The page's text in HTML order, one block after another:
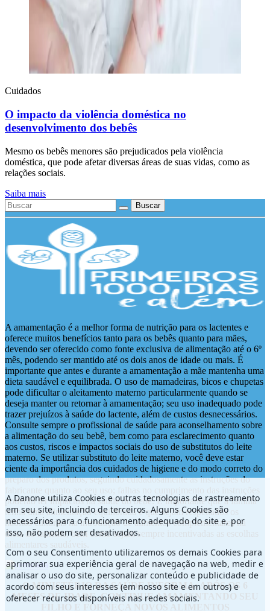
Cuidados
O impacto da violência doméstica no
desenvolvimento dos bebês
Mesmo os bebês menores são prejudicados pela violência
doméstica, que pode afetar diversas áreas de suas vidas, como as
relações sociais.
Saiba mais
Buscar
A amamentação é a melhor forma de nutrição para os lactentes e
oferece muitos benefícios tanto para os bebês quanto para mães,
devendo ser oferecido como fonte exclusiva de alimentação até o 6º
mês, podendo ser mantido até os dois anos de idade ou mais. É
importante que antes e durante a amamentação a mãe mantenha uma
dieta saudável e equilibrada. O uso de mamadeiras, bicos e chupetas
pode dificultar o aleitamento materno particularmente quando se
deseja manter ou retornar à amamentação; seu uso inadequado pode
trazer prejuízos à saúde do lactente, além de custos desnecessários.
Consulte sempre o profissional de saúde para aconselhamento sobre
a alimentação do seu bebê, bem como para esclarecimento quanto
aos custos, riscos e impactos sociais do uso de substitutos do leite
materno. Se utilizar substituto do leite materno, você deve estar
ciente da importância dos cuidados de higiene e do modo correto do
preparo dos produtos, seguindo cuidadosamente as instruções do
poderão ter impactos na saúde do bebê. É importante que a família
tenha uma alimentação equilibrada e que sejam respeitados os
hábitos culturais na introdução de alimentos complementares na
dieta do lactente, bem como sejam sempre incentivadas as escolhas
O MINISTÉRIO DA SAÚDE INFORMA: APÓS OS 6
MESES DE IDADE, CONTINUE AMAMENTANDO SEU
FILHO E FORNEÇA NOVOS ALIMENTOS
A Danone utiliza Cookies e outras tecnologias de rastreamento
em seu site, incluindo de terceiros. Alguns Cookies são
necessários para o funcionamento adequado do site e, por
isso, não podem ser desativados.
Com o seu Consentimento utilizaremos os demais Cookies para
aprimorar sua experiência geral de navegação na web, medir e
analisar o uso do site, personalizar conteúdo e publicidade de
acordo com seus interesses (em nosso site e em outros) e
oferecer recursos disponíveis nas redes sociais.